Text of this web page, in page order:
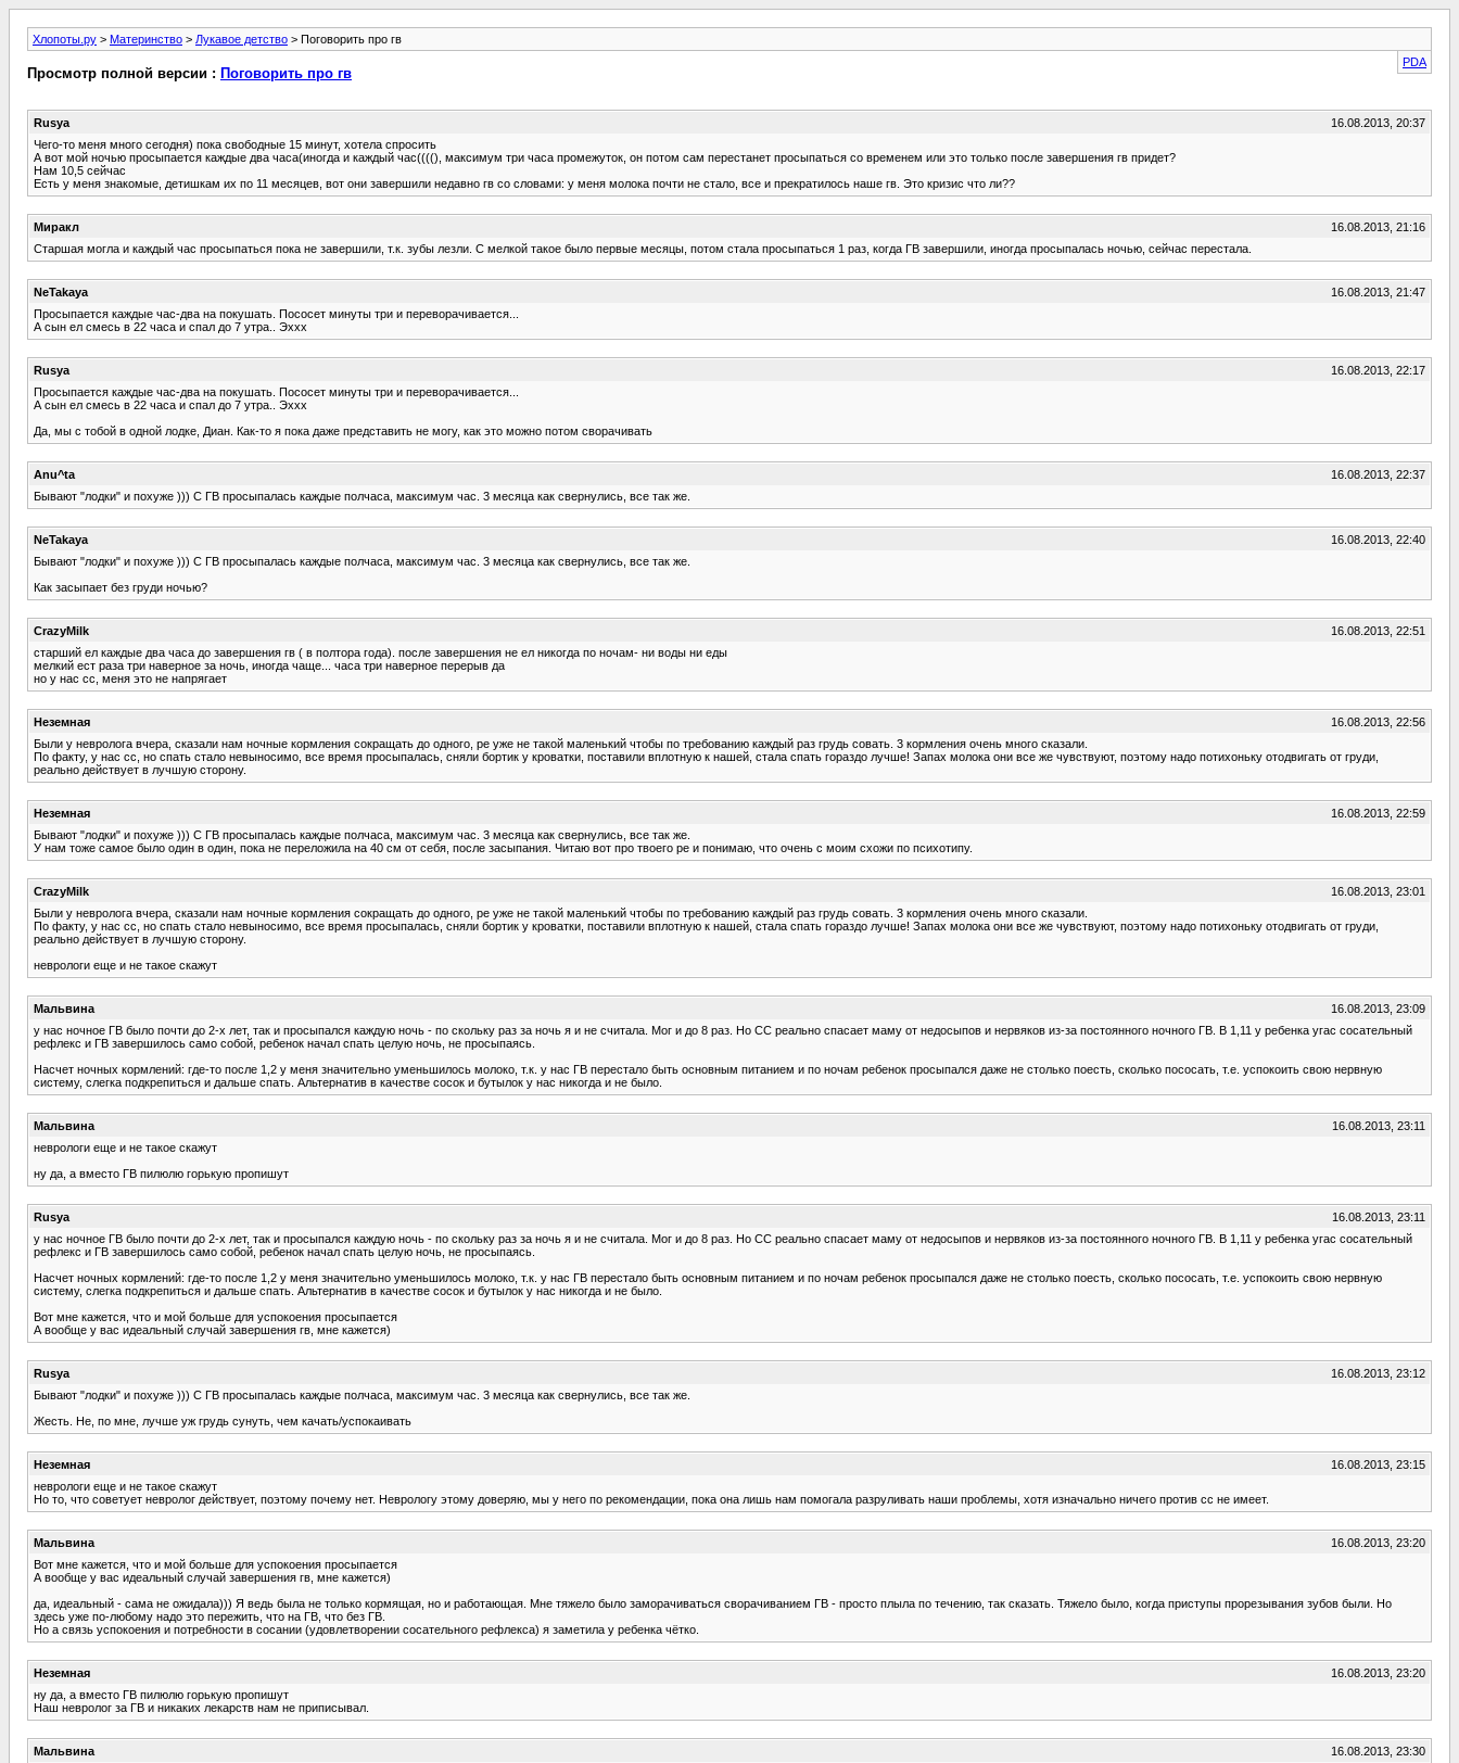
Хлопоты.ру > Материнство > Лукавое детство > Поговорить про гв
PDA
Просмотр полной версии : Поговорить про гв
Rusya
16.08.2013, 20:37
Чего-то меня много сегодня) пока свободные 15 минут, хотела спросить
А вот мой ночью просыпается каждые два часа(иногда и каждый час((((), максимум три часа промежуток, он потом сам перестанет просыпаться со временем или это только после завершения гв придет?
Нам 10,5 сейчас
Есть у меня знакомые, детишкам их по 11 месяцев, вот они завершили недавно гв со словами: у меня молока почти не стало, все и прекратилось наше гв. Это кризис что ли??
Миракл
16.08.2013, 21:16
Старшая могла и каждый час просыпаться пока не завершили, т.к. зубы лезли. С мелкой такое было первые месяцы, потом стала просыпаться 1 раз, когда ГВ завершили, иногда просыпалась ночью, сейчас перестала.
NeTakaya
16.08.2013, 21:47
Просыпается каждые час-два на покушать. Пососет минуты три и переворачивается...
А сын ел смесь в 22 часа и спал до 7 утра.. Эххх
Rusya
16.08.2013, 22:17
Просыпается каждые час-два на покушать. Пососет минуты три и переворачивается...
А сын ел смесь в 22 часа и спал до 7 утра.. Эххх
Да, мы с тобой в одной лодке, Диан. Как-то я пока даже представить не могу, как это можно потом сворачивать
Anu^ta
16.08.2013, 22:37
Бывают "лодки" и похуже ))) С ГВ просыпалась каждые полчаса, максимум час. 3 месяца как свернулись, все так же.
NeTakaya
16.08.2013, 22:40
Бывают "лодки" и похуже ))) С ГВ просыпалась каждые полчаса, максимум час. 3 месяца как свернулись, все так же.
Как засыпает без груди ночью?
CrazyMilk
16.08.2013, 22:51
старший ел каждые два часа до завершения гв ( в полтора года). после завершения не ел никогда по ночам- ни воды ни еды
мелкий ест раза три наверное за ночь, иногда чаще... часа три наверное перерыв да
но у нас сс, меня это не напрягает
Неземная
16.08.2013, 22:56
Были у невролога вчера, сказали нам ночные кормления сокращать до одного, ре уже не такой маленький чтобы по требованию каждый раз грудь совать. 3 кормления очень много сказали.
По факту, у нас сс, но спать стало невыносимо, все время просыпалась, сняли бортик у кроватки, поставили вплотную к нашей, стала спать гораздо лучше! Запах молока они все же чувствуют, поэтому надо потихоньку отодвигать от груди,
реально действует в лучшую сторону.
Неземная
16.08.2013, 22:59
Бывают "лодки" и похуже ))) С ГВ просыпалась каждые полчаса, максимум час. 3 месяца как свернулись, все так же.
У нам тоже самое было один в один, пока не переложила на 40 см от себя, после засыпания. Читаю вот про твоего ре и понимаю, что очень с моим схожи по психотипу.
CrazyMilk
16.08.2013, 23:01
Были у невролога вчера, сказали нам ночные кормления сокращать до одного, ре уже не такой маленький чтобы по требованию каждый раз грудь совать. 3 кормления очень много сказали.
По факту, у нас сс, но спать стало невыносимо, все время просыпалась, сняли бортик у кроватки, поставили вплотную к нашей, стала спать гораздо лучше! Запах молока они все же чувствуют, поэтому надо потихоньку отодвигать от груди,
реально действует в лучшую сторону.
неврологи еще и не такое скажут
Мальвина
16.08.2013, 23:09
у нас ночное ГВ было почти до 2-х лет, так и просыпался каждую ночь - по скольку раз за ночь я и не считала. Мог и до 8 раз. Но СС реально спасает маму от недосыпов и нервяков из-за постоянного ночного ГВ. В 1,11 у ребенка угас сосательный
рефлекс и ГВ завершилось само собой, ребенок начал спать целую ночь, не просыпаясь.
Насчет ночных кормлений: где-то после 1,2 у меня значительно уменьшилось молоко, т.к. у нас ГВ перестало быть основным питанием и по ночам ребенок просыпался даже не столько поесть, сколько пососать, т.е. успокоить свою нервную
систему, слегка подкрепиться и дальше спать. Альтернатив в качестве сосок и бутылок у нас никогда и не было.
Мальвина
16.08.2013, 23:11
неврологи еще и не такое скажут
ну да, а вместо ГВ пилюлю горькую пропишут
Rusya
16.08.2013, 23:11
у нас ночное ГВ было почти до 2-х лет, так и просыпался каждую ночь - по скольку раз за ночь я и не считала. Мог и до 8 раз. Но СС реально спасает маму от недосыпов и нервяков из-за постоянного ночного ГВ. В 1,11 у ребенка угас сосательный
рефлекс и ГВ завершилось само собой, ребенок начал спать целую ночь, не просыпаясь.
Насчет ночных кормлений: где-то после 1,2 у меня значительно уменьшилось молоко, т.к. у нас ГВ перестало быть основным питанием и по ночам ребенок просыпался даже не столько поесть, сколько пососать, т.е. успокоить свою нервную
систему, слегка подкрепиться и дальше спать. Альтернатив в качестве сосок и бутылок у нас никогда и не было.
Вот мне кажется, что и мой больше для успокоения просыпается
А вообще у вас идеальный случай завершения гв, мне кажется)
Rusya
16.08.2013, 23:12
Бывают "лодки" и похуже ))) С ГВ просыпалась каждые полчаса, максимум час. 3 месяца как свернулись, все так же.
Жесть. Не, по мне, лучше уж грудь сунуть, чем качать/успокаивать
Неземная
16.08.2013, 23:15
неврологи еще и не такое скажут
Но то, что советует невролог действует, поэтому почему нет. Неврологу этому доверяю, мы у него по рекомендации, пока она лишь нам помогала разруливать наши проблемы, хотя изначально ничего против сс не имеет.
Мальвина
16.08.2013, 23:20
Вот мне кажется, что и мой больше для успокоения просыпается
А вообще у вас идеальный случай завершения гв, мне кажется)
да, идеальный - сама не ожидала))) Я ведь была не только кормящая, но и работающая. Мне тяжело было заморачиваться сворачиванием ГВ - просто плыла по течению, так сказать. Тяжело было, когда приступы прорезывания зубов были. Но
здесь уже по-любому надо это пережить, что на ГВ, что без ГВ.
Но а связь успокоения и потребности в сосании (удовлетворении сосательного рефлекса) я заметила у ребенка чётко.
Неземная
16.08.2013, 23:20
ну да, а вместо ГВ пилюлю горькую пропишут
Наш невролог за ГВ и никаких лекарств нам не приписывал.
Мальвина
16.08.2013, 23:30